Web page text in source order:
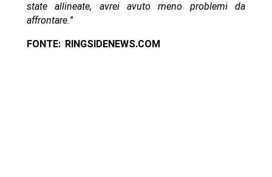
state allineate, avrei avuto meno problemi da
affrontare.”
FONTE: RINGSIDENEWS.COM